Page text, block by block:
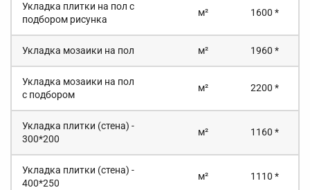
Укладка плитки на пол с
подбором рисунка
м² 1600 *
Укладка мозаики на пол м² 1960 *
Укладка мозаики на пол
с подбором
м² 2200 *
Укладка плитки (стена) -
300*200
м² 1160 *
Укладка плитки (стена) -
400*250
м² 1110 *